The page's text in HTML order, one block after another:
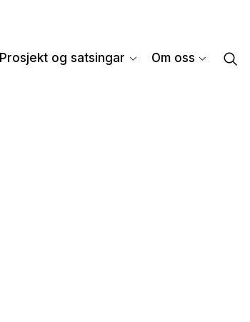
Prosjekt og satsingar Om oss